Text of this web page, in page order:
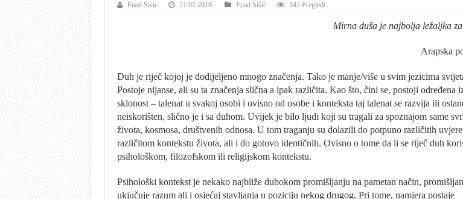
Fuad Sisic 21.01.2018. Fuad Šišić 342 Pregledi
Mirna duša je najbolja ležaljka
Arapska
Duh je riječ kojoj je dodijeljeno mnogo značenja. Tako je manje/više u svim jezicima
Postoje nijanse, ali su ta značenja slična a ipak različita. Kao što, čini se, postoji određena
sklonost – talenat u svakoj osobi i ovisno od osobe i konteksta taj talenat se razvija ili
neiskorišten, slično je i sa duhom. Uvijek je bilo ljudi koji su tragali za spoznajom same
života, kosmosa, društvenih odnosa. U tom traganju su dolazili do potpuno različitih
različitom kontekstu života, ali i do gotovo identičnih. Ovisno o tome da li se riječ duh
psihološkom, filozofskom ili religijskom kontekstu.
Psihološki kontekst je nekako najbliže dubokom promišljanju na pametan način,
ukjučuje razum ali i osjećaj stavljanja u poziciju nekog drugog. Pri tome, namjera postaje